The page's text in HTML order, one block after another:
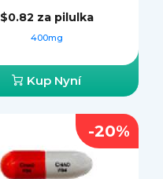
$0.82 za pilulka
400mg
Kup Nyní
-20%